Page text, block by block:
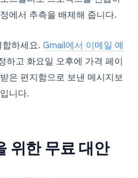
에서 추측을 배제해 줍니다.
하세요. Gmail에서 이메일 예
하고 화요일 오후에 가격 페이
은 편지함으로 보낸 메시지보
니다.
위한 무료 대안